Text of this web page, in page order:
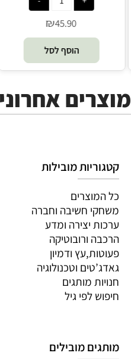
₪45.90
הוסף לסל
מוצרים
קטגוריות מובילות
כל המוצרים
משחקי חשיבה וחברה
ערכות יצירה ומדע
הרכבה ורובוטיקה
פעוטות,עץ ודמיון
גאדג’טים וטכנולוגיה
חנויות מותגים
חיפוש לפי גיל
מותגים מובילים